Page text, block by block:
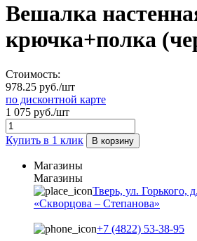
Вешалка
крючка+полка
Стоимость:
978.25 руб./шт
по дисконтной карте
1 075 руб./шт
Купить в 1 клик В корзину
Магазины
Магазины
Тверь, ул. Горького,
«Скворцова – Степанова»
+7 (4822) 53-38-95